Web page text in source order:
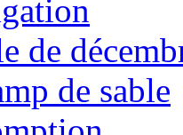
de
de sable